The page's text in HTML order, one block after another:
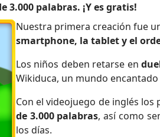
3.000 palabras. ¡Y es gratis!
Nuestra primera creación fue
smartphone, la tablet y el
Los niños deben retarse en
Wikiduca, un mundo
Con el videojuego de inglés
de 3.000 palabras, así como
los días.